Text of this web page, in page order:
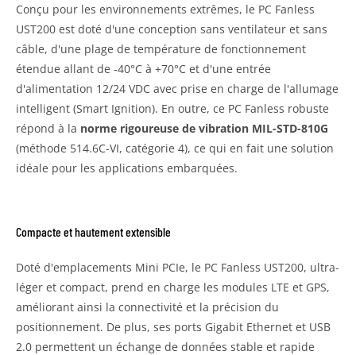
Conçu pour les environnements extrêmes, le PC Fanless
UST200 est doté d'une conception sans ventilateur et sans
câble, d'une plage de température de fonctionnement
étendue allant de -40°C à +70°C et d'une entrée
d'alimentation 12/24 VDC avec prise en charge de l'allumage
intelligent (Smart Ignition). En outre, ce PC Fanless robuste
répond à la norme rigoureuse de vibration MIL-STD-810G
(méthode 514.6C-VI, catégorie 4), ce qui en fait une solution
idéale pour les applications embarquées.
Compacte et hautement extensible
Doté d'emplacements Mini PCIe, le PC Fanless UST200, ultra-
léger et compact, prend en charge les modules LTE et GPS,
améliorant ainsi la connectivité et la précision du
positionnement. De plus, ses ports Gigabit Ethernet et USB
2.0 permettent un échange de données stable et rapide